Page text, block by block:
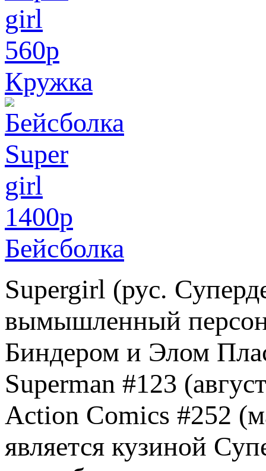
560p
Кружка
1400p
Бейсболка
Supergirl (рус.
вымышленный
Биндером и Элом
Superman #123
Action Comics #252
является кузиной